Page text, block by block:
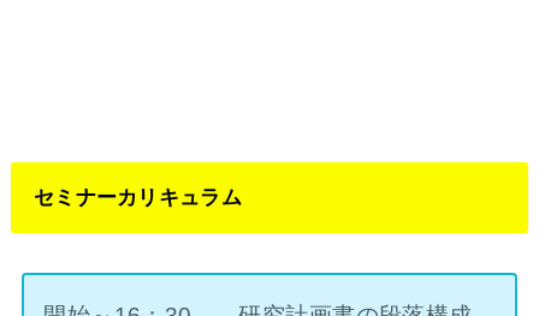
セミナーカリキュラム